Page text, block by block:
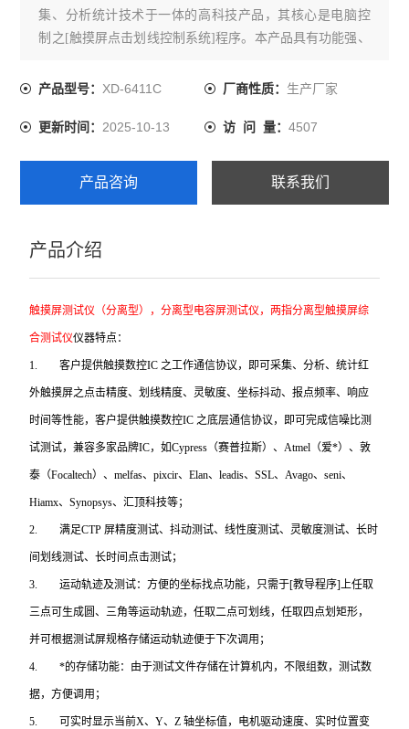
集、分析统计技术于一体的高科技产品，其核心是电脑控
制之[触摸屏点击划线控制系统]程序。本产品具有功能强、
屏、红外屏、整机制造商（手机、平板电脑等）产品研
产品型号：XD-6411C 厂商性质： 生产厂家
更新时间：2025-10-13 访 问 量： 4507
产品咨询 联系我们
产品介绍
触摸屏测试仪（分离型），分离型电容屏测试仪，两指分离型触摸屏综
合测试仪仪器特点：
1.客户提供触摸数控IC 之工作通信协议，即可采集、分析、统计红
外触摸屏之点击精度、划线精度、灵敏度、坐标抖动、报点频率、响应
时间等性能，客户提供触摸数控IC 之底层通信协议，即可完成信噪比测
试测试，兼容多家品牌IC，如Cypress（赛普拉斯）、Atmel（爱*）、敦
泰（Focaltech）、melfas、pixcir、Elan、leadis、SSL、Avago、seni、
Hiamx、Synopsys、汇顶科技等；
2.满足CTP 屏精度测试、抖动测试、线性度测试、灵敏度测试、长时
间划线测试、长时间点击测试；
3.运动轨迹及测试：方便的坐标找点功能，只需于[教导程序]上任取
三点可生成圆、三角等运动轨迹，任取二点可划线，任取四点划矩形，
并可根据测试屏规格存储运动轨迹便于下次调用；
4.*的存储功能：由于测试文件存储在计算机内，不限组数，测试数
据，方便调用；
5. 可实时显示当前X、Y、Z 轴坐标值，电机驱动速度、实时位置变